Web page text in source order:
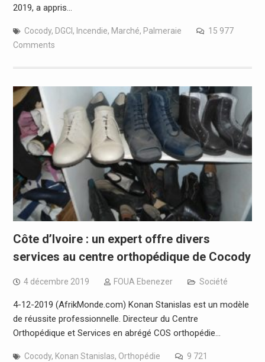
2019, a appris…
Cocody, DGCI , Incendie, Marché, Palmeraie
15 977
Comments
Côte d’Ivoire : un expert offre divers
services au centre orthopédique de Cocody
4 décembre 2019 FOUA Ebenezer Société
4-12-2019 (AfrikMonde.com) Konan Stanislas est un modèle
de réussite professionnelle. Directeur du Centre
Orthopédique et Services en abrégé COS orthopédie…
Cocody, Konan Stanislas, Orthopédie
9 721